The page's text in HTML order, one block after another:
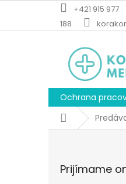
obsah
+421 915 977
188
Ochrana
Domov
Prijímame